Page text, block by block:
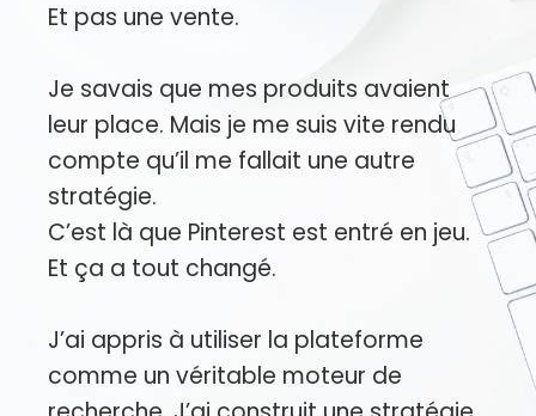
Et pas une vente.
Je savais que mes produits avaient
leur place. Mais je me suis vite rendu
compte qu’il me fallait une autre
stratégie.
C’est là que Pinterest est entré en jeu.
Et ça a tout changé.
J’ai appris à utiliser la plateforme
comme un véritable moteur de